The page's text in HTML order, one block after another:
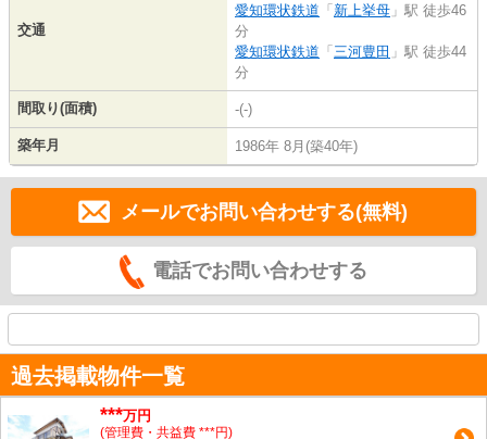
交通
愛知環状鉄道 「 新上挙母 」駅 徒歩46
分
愛知環状鉄道 「 三河豊田 」駅 徒歩44
分
間取り(面積) -(-)
築年月 1986年 8月(築40年)
メールでお問い合わせする(無料)
電話でお問い合わせする
過去掲載物件一覧
***万円
(管理費・共益費 ***円)